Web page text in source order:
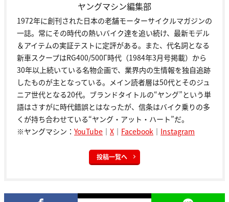
ヤングマシン編集部
1972年に創刊された日本の老舗モーターサイクルマガジンの
一誌。常にその時代の熱いバイク達を追い続け、最新モデル
＆アイテムの実証テストに定評がある。また、代名詞となる
新車スクープはRG400/500Γ時代（1984年3月号掲載）から
30年以上続いている名物企画で、業界内の生情報を独自追跡
したものが主となっている。メイン読者層は50代とそのジュ
ニア世代となる20代。ブランドタイトルの“ヤング”という単
語はさすがに時代錯誤とはなったが、信条はバイク乗りの多
くが持ち合わせている“ヤング・アット・ハート”だ。
※ヤングマシン： YouTube ｜ X ｜ Facebook ｜ Instagram
投稿一覧へ